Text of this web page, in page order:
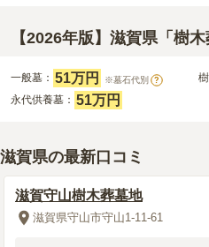
【2026年版】滋賀県「樹
一般墓： 51万円 ※墓石代別 ?
永代供養墓： 51万円
滋賀県の最新口コミ
滋賀守山樹木葬墓地
滋賀県守山市守山1-11-61